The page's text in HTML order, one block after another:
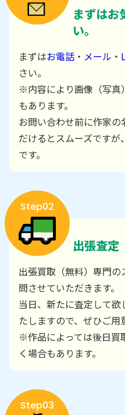
まずはお
い。
まずはお電話 ・ メール ・
さい。
※内容により画像（写真
もあります。
お問い合わせ前に作家
だけるとスムーズです
です。
Step02
出張査定
出張買取（無料）専門
問させていただきます。
当日、新たに査定して
たしますので、ぜひご用
※作品によっては後日買
く場合もあります。
Step03